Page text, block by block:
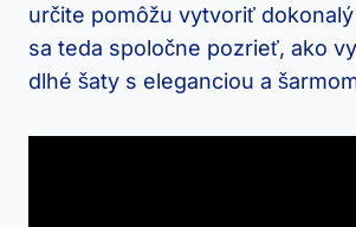
určite‌ pomôžu vytvoriť
sa teda spoločne pozrieť, ako
dlhé‌ šaty⁢ s eleganciou a